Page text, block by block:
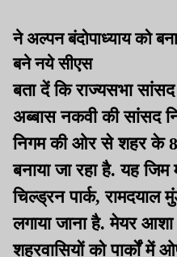
ने अल्पन बंदोपाध्याय को
बने नये सीएस
बता दें कि राज्यसभा
अब्बास नकवी की सांसद
निगम की ओर से शहर के 8
बनाया जा रहा है. यह जिम
चिल्ड्रन पार्क, रामदयाल
लगाया जाना है. मेयर
शहरवासियों को पार्कों में